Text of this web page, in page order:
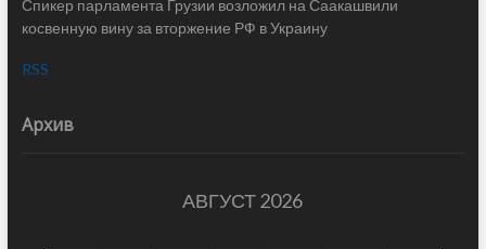
Спикер парламента Грузии возложил на Саакашвили
косвенную вину за вторжение РФ в Украину
RSS
Архив
АВГУСТ 2026